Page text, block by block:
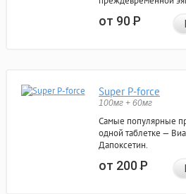
от 90Р
Super P-force
100мг + 60мг
Самые популярные
одной таблетке —
Дапоксетин.
от 200Р